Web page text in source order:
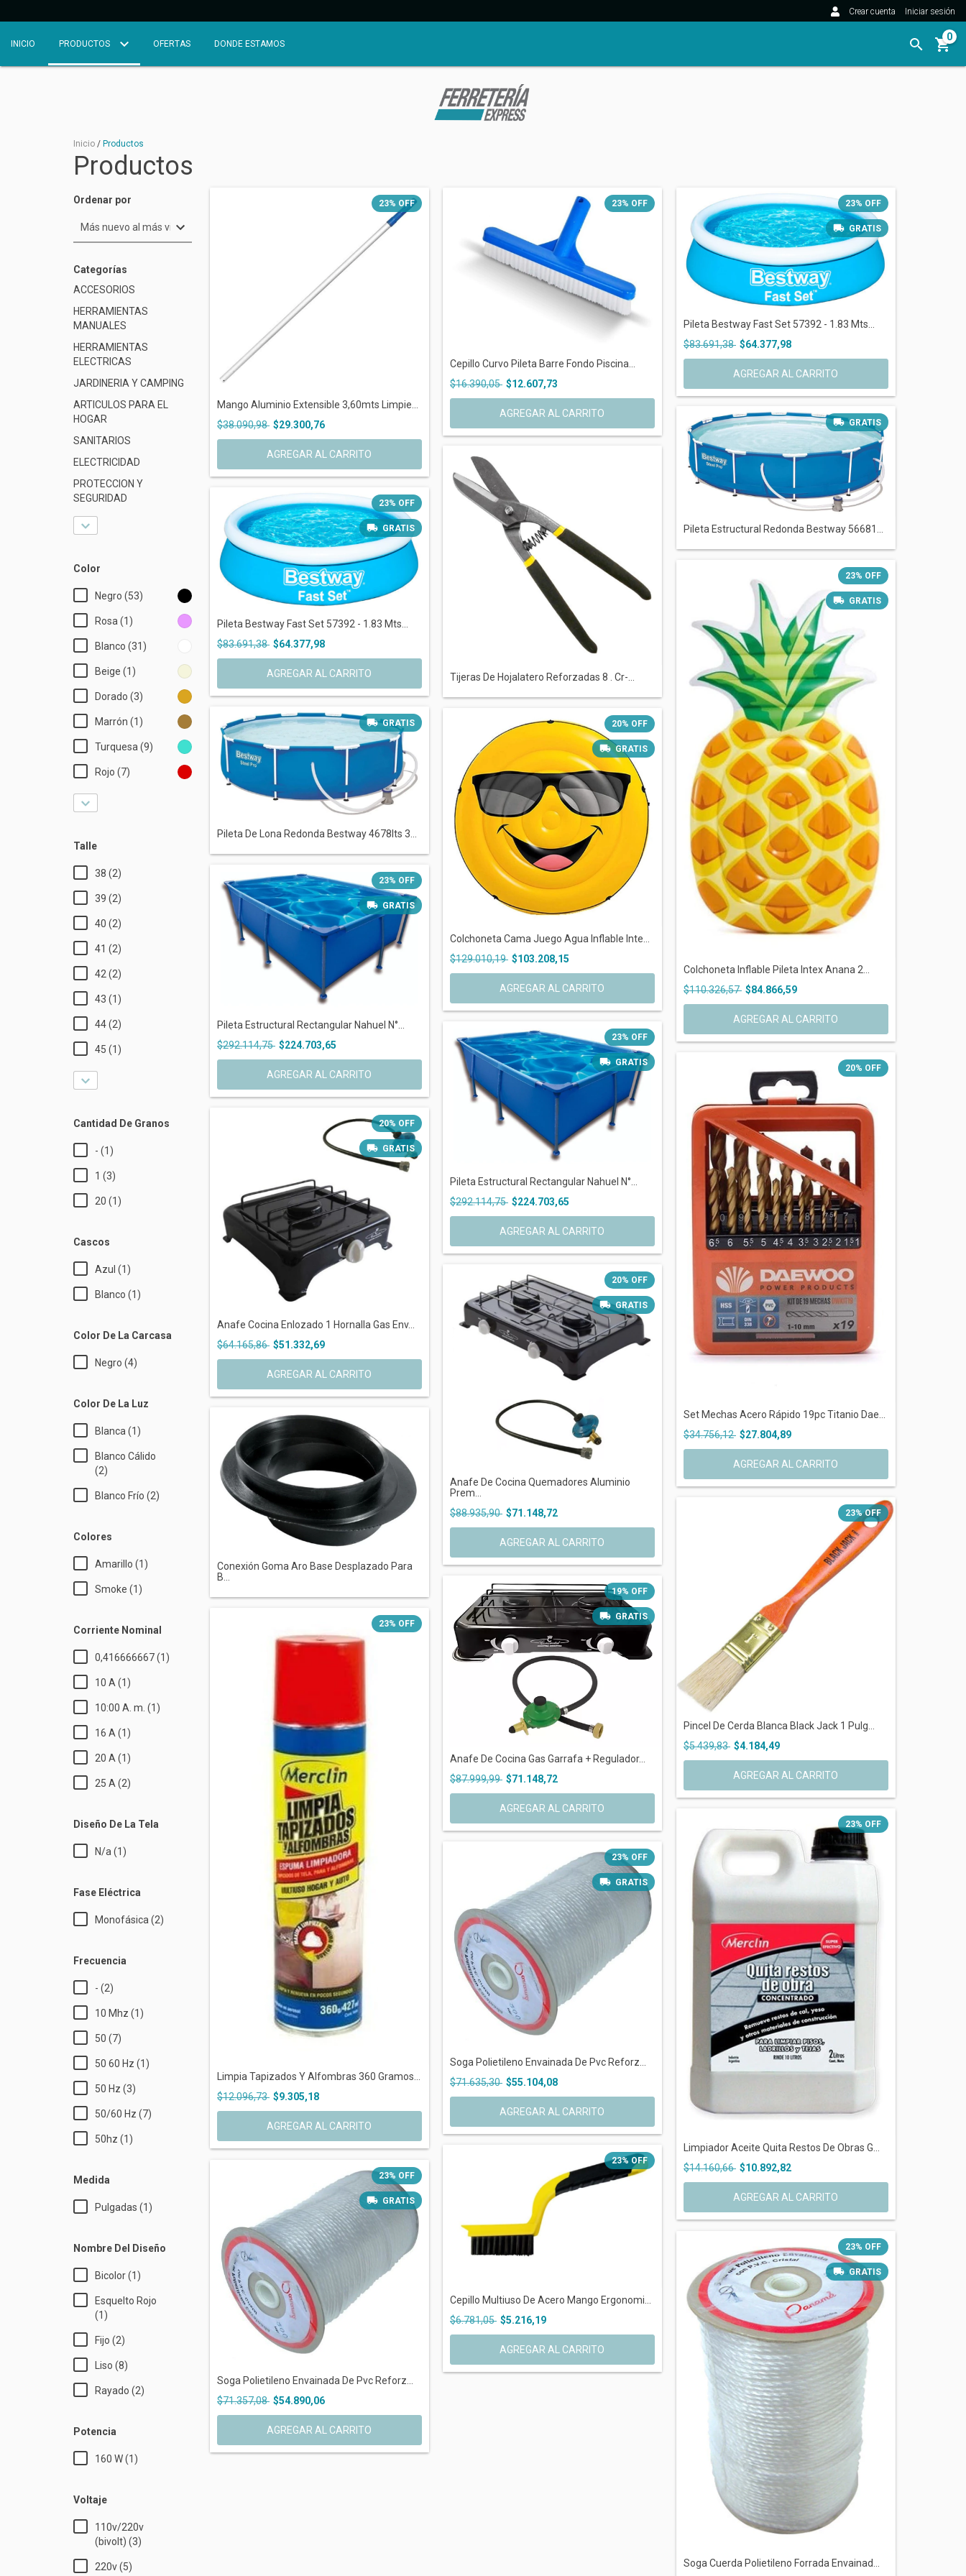
Crear cuenta Iniciar sesión
INICIO PRODUCTOS OFERTAS DONDE ESTAMOS
0
Inicio / Productos
Productos
Ordenar por
Categorías
ACCESORIOS
HERRAMIENTAS
MANUALES
HERRAMIENTAS
ELECTRICAS
JARDINERIA Y CAMPING
ARTICULOS PARA EL
HOGAR
SANITARIOS
ELECTRICIDAD
PROTECCION Y
SEGURIDAD
Color
Negro (53)
Rosa (1)
Blanco (31)
Beige (1)
Dorado (3)
Marrón (1)
Turquesa (9)
Rojo (7)
Talle
38 (2)
39 (2)
40 (2)
41 (2)
42 (2)
43 (1)
44 (2)
45 (1)
Cantidad De Granos
- (1)
1 (3)
20 (1)
Cascos
Azul (1)
Blanco (1)
Color De La Carcasa
Negro (4)
Color De La Luz
Blanca (1)
Blanco Cálido
(2)
Blanco Frío (2)
Colores
Amarillo (1)
Smoke (1)
Corriente Nominal
0,416666667 (1)
10 A (1)
10:00 A. m. (1)
16 A (1)
20 A (1)
25 A (2)
Diseño De La Tela
N/a (1)
Fase Eléctrica
Monofásica (2)
Frecuencia
- (2)
10 Mhz (1)
50 (7)
50 60 Hz (1)
50 Hz (3)
50/60 Hz (7)
50hz (1)
Medida
Pulgadas (1)
Nombre Del Diseño
Bicolor (1)
Esquelto Rojo
(1)
Fijo (2)
Liso (8)
Rayado (2)
Potencia
160 W (1)
Voltaje
110v/220v
(bivolt) (3)
220v (5)
23% OFF
Mango Aluminio Extensible 3,60mts Limpie...
$38.090,98 $29.300,76
23% OFF
Cepillo Curvo Pileta Barre Fondo Piscina...
$16.390,05 $12.607,73
23% OFF
GRATIS
Pileta Bestway Fast Set 57392 - 1.83 Mts...
$83.691,38 $64.377,98
23% OFF
GRATIS
Pileta Bestway Fast Set 57392 - 1.83 Mts...
$83.691,38 $64.377,98
Tijeras De Hojalatero Reforzadas 8 . Cr-...
GRATIS
Pileta Estructural Redonda Bestway 56681...
GRATIS
Pileta De Lona Redonda Bestway 4678lts 3...
20% OFF
GRATIS
Colchoneta Cama Juego Agua Inflable Inte...
$129.010,19 $103.208,15
23% OFF
GRATIS
Colchoneta Inflable Pileta Intex Anana 2...
$110.326,57 $84.866,59
23% OFF
GRATIS
Pileta Estructural Rectangular Nahuel N°...
$292.114,75 $224.703,65
23% OFF
GRATIS
Pileta Estructural Rectangular Nahuel N°...
$292.114,75 $224.703,65
20% OFF
Set Mechas Acero Rápido 19pc Titanio Dae...
$34.756,12 $27.804,89
20% OFF
GRATIS
Anafe Cocina Enlozado 1 Hornalla Gas Env...
$64.165,86 $51.332,69
AGREGAR AL CARRITO
20% OFF
GRATIS
Anafe De Cocina Quemadores Aluminio
Prem...
$88.935,90 $71.148,72
AGREGAR AL CARRITO
23%OFF
Pincel De Cerda Blanca Black Jack 1 Pulg...
$5.439,83 $4.184,49
Conexión Goma Aro Base Desplazado Para
B...
19% OFF
GRATIS
Anafe De Cocina Gas Garrafa + Regulador...
$87.999,99 $71.148,72
AGREGAR AL CARRITO
23% OFF
Limpiador Aceite Quita Restos De Obras G...
$14.160,66 $10.892,82
23% OFF
Limpia Tapizados Y Alfombras 360 Gramos...
$12.096,73 $9.305,18
23% OFF
GRATIS
Soga Polietileno Envainada De Pvc Reforz...
$71.635,30 $55.104,08
23% OFF
GRATIS
Soga Cuerda Polietileno Forrada Envainad...
23% OFF
GRATIS
Soga Polietileno Envainada De Pvc Reforz...
$71.357,08 $54.890,06
23% OFF
Cepillo Multiuso De Acero Mango Ergonomi...
$6.781,05 $5.216,19